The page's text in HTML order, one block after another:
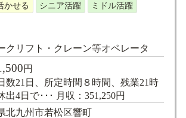
かせる
シニア活躍
ミドル活躍
クリフト・クレーン等オペレータ
円
数21日、所定時間８時間、残業21時
出4日で･･･ 月収：351,250円
北九州市若松区響町